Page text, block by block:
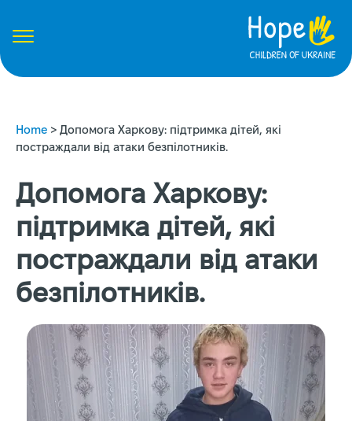
Home > Допомога Харкову: підтримка дітей, які
постраждали від атаки безпілотників.
Допомога Харкову:
підтримка дітей, які
постраждали від атаки
безпілотників.